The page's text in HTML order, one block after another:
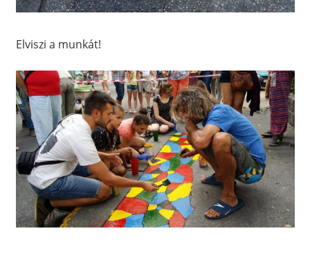
Elviszi a munkát!